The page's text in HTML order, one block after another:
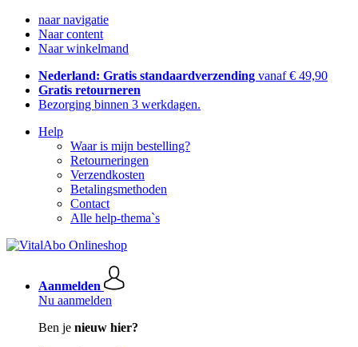
naar navigatie
Naar content
Naar winkelmand
Nederland: Gratis standaardverzending vanaf € 49,90
Gratis retourneren
Bezorging binnen 3 werkdagen.
Help
Waar is mijn bestelling?
Retourneringen
Verzendkosten
Betalingsmethoden
Contact
Alle help-thema`s
Aanmelden
Nu aanmelden
Ben je nieuw hier?